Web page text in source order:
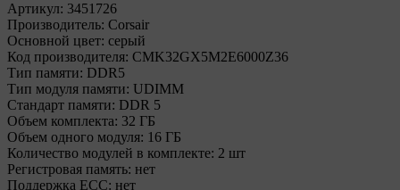
Артикул: 3451726
Производитель: Corsair
Основной цвет: серый
Код производителя: CMK32GX5M2E6000Z36
Тип памяти: DDR5
Тип модуля памяти: UDIMM
Стандарт памяти: DDR 5
Объем комплекта: 32 ГБ
Объем одного модуля: 16 ГБ
Количество модулей в комплекте: 2 шт
Регистровая память: нет
Поддержка ECC: нет